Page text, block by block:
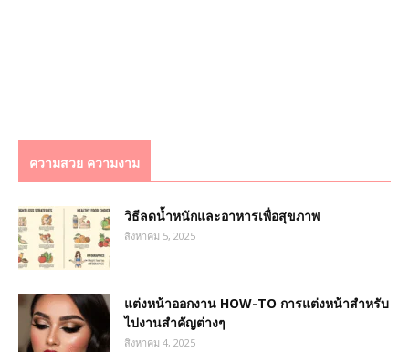
ความสวย ความงาม
วิธีลดน้ำหนักและอาหารเพื่อสุขภาพ
สิงหาคม 5, 2025
แต่งหน้าออกงาน HOW-TO การแต่งหน้าสำหรับ
ไปงานสำคัญต่างๆ
สิงหาคม 4, 2025